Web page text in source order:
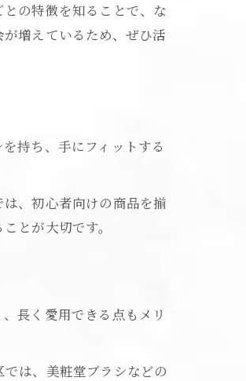
の特徴を知ることで、な
増えているため、ぜひ活
持ち、手にフィットする
、初心者向けの商品を揃
とが大切です。
長く愛用できる点もメリ
は、美粧堂ブラシなどの